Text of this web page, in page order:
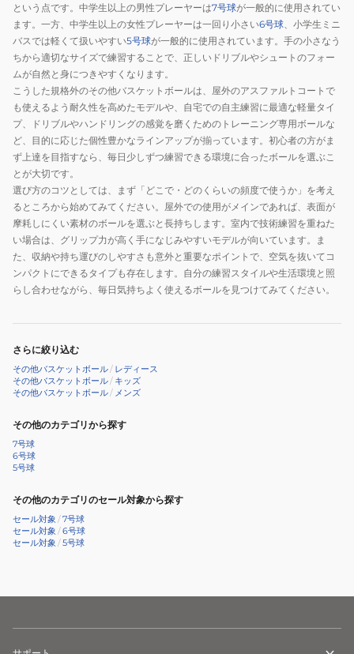
グ
用
7
号
ル
ー
ム
バ
ス
ケ
ッ
ト
ボ
ー
ル
練
静
音
静
う
る
さ
な
い
室
という点です。中学生以上の男性プレーヤーは7号球が一般的に使用されてい
ます。一方、中学生以上の女性プレーヤーは一回り小さい6号球、小学生ミニ
バスでは軽くて扱いやすい5号球が一般的に使用されています。手の小さなう
ちから適切なサイズで練習することで、正しいドリブルやシュートのフォー
ムが自然と身につきやすくなります。
こうした規格外のその他バスケットボールは、屋外のアスファルトコートで
も使えるよう耐久性を高めたモデルや、自宅での自主練習に最適な軽量タイ
プ、ドリブルやハンドリングの感覚を磨くためのトレーニング専用ボールな
ど、目的に応じた個性豊かなラインアップが揃っています。初心者の方がま
ず上達を目指すなら、毎日少しずつ練習できる環境に合ったボールを選ぶこ
とが大切です。
選び方のコツとしては、まず「どこで・どのくらいの頻度で使うか」を考え
るところから始めてみてください。屋外での使用がメインであれば、表面が
摩耗しにくい素材のボールを選ぶと長持ちします。室内で技術練習を重ねた
い場合は、グリップ力が高く手になじみやすいモデルが向いています。ま
た、収納や持ち運びのしやすさも意外と重要なポイントで、空気を抜いてコ
ンパクトにできるタイプも存在します。自分の練習スタイルや生活環境と照
らし合わせながら、毎日気持ちよく使えるボールを見つけてみてください。
さらに絞り込む
その他バスケットボール/ レディース
その他バスケットボール/ キッズ
その他バスケットボール/ メンズ
その他のカテゴリから探す
7号球
6号球
5号球
その他のカテゴリのセール対象から探す
セール対象 /7号球
セール対象 /6号球
セール対象 /5号球